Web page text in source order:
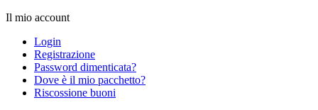
Il mio account
Login
Registrazione
Password dimenticata?
Dove è il mio pacchetto?
Riscossione buoni